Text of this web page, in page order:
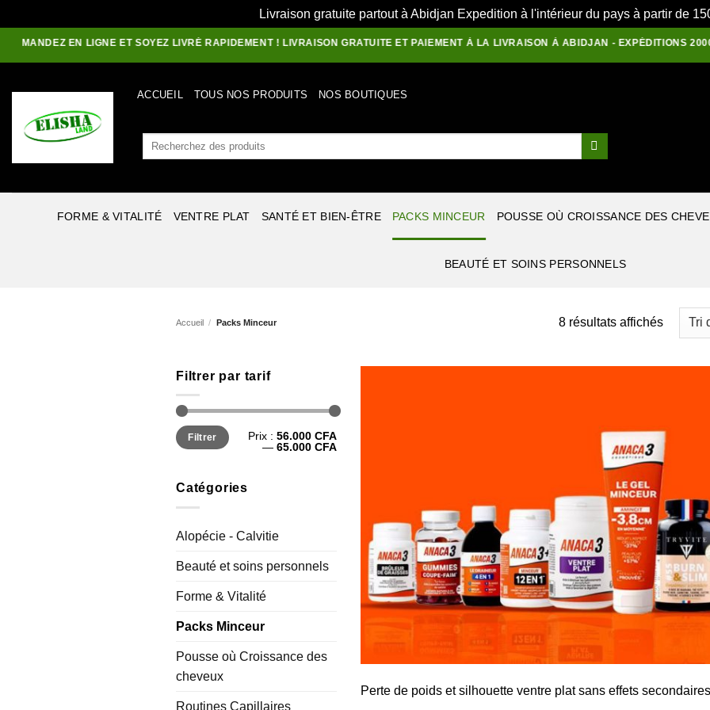
Livraison gratuite partout à Abidjan Expedition à l'intérieur du pays à partir de
Passer EN LIGNE ET SOYEZ LIVRÉ RAPIDEMENT ! LIVRAISON GRATUITE ET PAIEMENT À LA LIVRAISON À ABIDJAN - EXPÉDITIONS 2000 F
ACCUEIL TOUS NOS PRODUITS NOS BOUTIQUES
Recherche
FORME & VITALITÉ VENTRE PLAT SANTÉ ET BIEN-ÊTRE PACKS MINCEUR POUSSE OÙ CROISSANCE DES
BEAUTÉ ET SOINS PERSONNELS
Accueil / Packs Minceur 8 résultats affichésTrié
ancien
Filtrer par tarif
Prix
min
Prix
maxFiltrer Prix : 56.000 CFA
— 65.000 CFA
Catégories
Alopécie - Calvitie
Beauté et soins personnels
Forme & Vitalité
Packs Minceur
Pousse où Croissance des
cheveux
Routines Capillaires
Perte de poids et silhouette ventre plat sans effets